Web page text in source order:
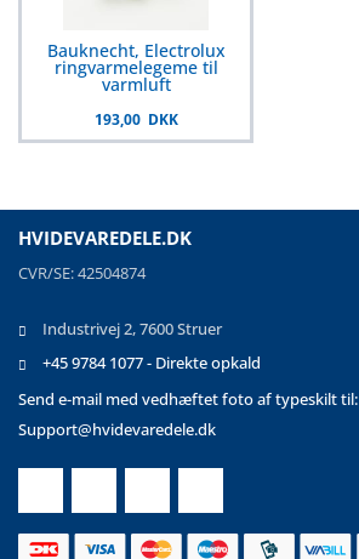
Bauknecht, Electrolux
ringvarmelegeme til
varmluft
193,00 DKK
HVIDEVAREDELE.DK
CVR/SE: 42504874
Industrivej 2, 7600 Struer
+45 9784 1077 - Direkte opkald
Send e-mail med vedhæftet foto af typeskilt til:
Support@hvidevaredele.dk